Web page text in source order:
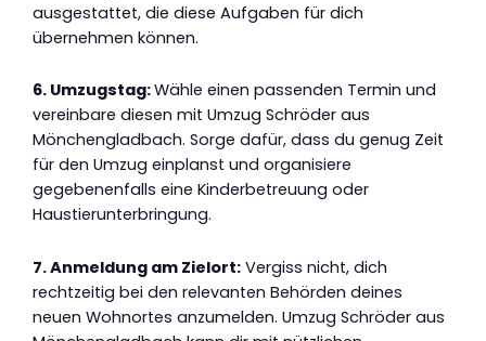
ausgestattet, die diese Aufgaben für dich
übernehmen können.
6. Umzugstag:Wähle einen passenden Termin und
vereinbare diesen mit Umzug Schröder aus
Mönchengladbach. Sorge dafür, dass du genug Zeit
für den Umzug einplanst und organisiere
gegebenenfalls eine Kinderbetreuung oder
Haustierunterbringung.
7. Anmeldung am Zielort: Vergiss nicht, dich
rechtzeitig bei den relevanten Behörden deines
neuen Wohnortes anzumelden. Umzug Schröder aus